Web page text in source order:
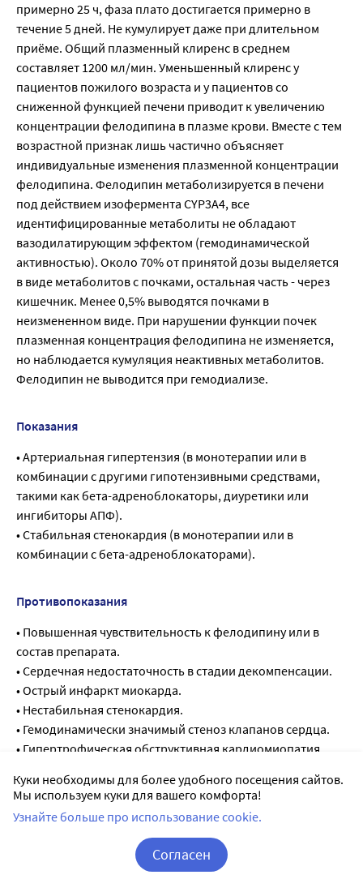
примерно 25 ч, фаза плато достигается примерно в
течение 5 дней. Не кумулирует даже при длительном
приёме. Общий плазменный клиренс в среднем
составляет 1200 мл/мин. Уменьшенный клиренс у
пациентов пожилого возраста и у пациентов со
сниженной функцией печени приводит к увеличению
концентрации фелодипина в плазме крови. Вместе с тем
возрастной признак лишь частично объясняет
индивидуальные изменения плазменной концентрации
фелодипина. Фелодипин метаболизируется в печени
под действием изофермента CYP3A4, все
идентифицированные метаболиты не обладают
вазодилатирующим эффектом (гемодинамической
активностью). Около 70% от принятой дозы выделяется
в виде метаболитов с почками, остальная часть - через
кишечник. Менее 0,5% выводятся почками в
неизмененном виде. При нарушении функции почек
плазменная концентрация фелодипина не изменяется,
но наблюдается кумуляция неактивных метаболитов.
Фелодипин не выводится при гемодиализе.
Показания
• Артериальная гипертензия (в монотерапии или в
комбинации с другими гипотензивными средствами,
такими как бета-адреноблокаторы, диуретики или
ингибиторы АПФ).
• Стабильная стенокардия (в монотерапии или в
комбинации с бета-адреноблокаторами).
Противопоказания
• Повышенная чувствительность к фелодипину или в
состав препарата.
• Сердечная недостаточность в стадии декомпенсации.
• Острый инфаркт миокарда.
• Нестабильная стенокардия.
• Гемодинамически значимый стеноз клапанов сердца.
• Гипертрофическая обструктивная кардиомиопатия.
установлены).
• Непереносимость лактозы, дефицит лактазы, глюкозо-
галактозная мальабсорбция.
• Беременность, период грудного вскармливания (см.
раздел «Применение при беременности и в период
Куки необходимы для более удобного посещения сайтов.
Мы используем куки для вашего комфорта!
Узнайте больше про использование cookie.
Согласен